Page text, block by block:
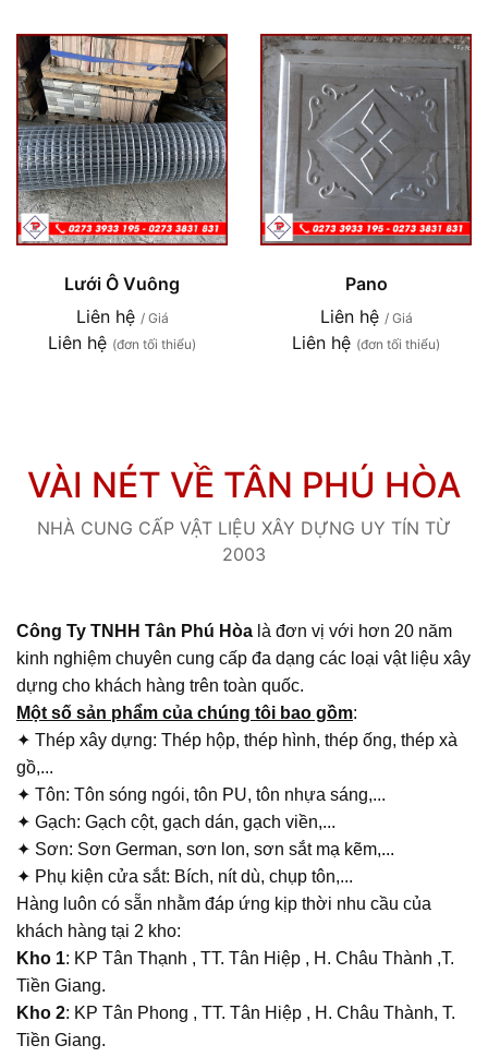
Lưới Ô Vuông
Liên hệ / Giá
Liên hệ (đơn tối thiểu)
Pano
Liên hệ / Giá
Liên hệ (đơn tối thiểu)
VÀI NÉT VỀ TÂN PHÚ HÒA
NHÀ CUNG CẤP VẬT LIỆU XÂY DỰNG UY TÍN TỪ
2003
Công Ty TNHH Tân Phú Hòa là đơn vị với hơn 20 năm
kinh nghiệm chuyên cung cấp đa dạng các loại vật liệu xây
dựng cho khách hàng trên toàn quốc.
Một số sản phẩm của chúng tôi bao gồm:
✦ Thép xây dựng: Thép hộp, thép hình, thép ống, thép xà
gồ,...
✦ Tôn: Tôn sóng ngói, tôn PU, tôn nhựa sáng,...
✦ Gạch: Gạch cột, gạch dán, gạch viền,...
✦ Sơn: Sơn German, sơn lon, sơn sắt mạ kẽm,...
✦ Phụ kiện cửa sắt: Bích, nít dù, chụp tôn,...
Hàng luôn có sẵn nhằm đáp ứng kịp thời nhu cầu của
khách hàng tại 2 kho:
Kho 1: KP Tân Thạnh , TT. Tân Hiệp , H. Châu Thành ,T.
Tiền Giang.
Kho 2: KP Tân Phong , TT. Tân Hiệp , H. Châu Thành, T.
Tiền Giang.